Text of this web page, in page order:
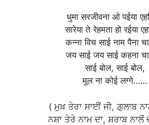
धुमा सरजीवना ओ पईया
सारेया ते रेहमता हो रईया
कन्ना विच साई नाम पैना
जय साई जय साई कहना
साई बोल, साई बोल,
मूल ना कोई लग्गे……
( ਮੁਖ਼ ਤੇਰਾ ਸਾਈਂ ਜੀ, ਗ਼ੁਲਾਬ
ਨਸ਼ਾ ਤੇਰੇ ਨਾਮ ਦਾ, ਸ਼ਰਾਬ ਨਾਲੋਂ